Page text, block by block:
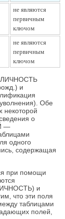
не являются
первичным
ключом
не являются
первичным
ключом
ЛИЧНОСТЬ
и
Обе
некоторой
о
—
одного
содержащая
при помощи
и
что эти поля
таблицами
полей,